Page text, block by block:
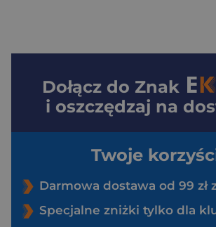
Dołącz do Znak
i oszczędzaj na
Twoje
Darmowa dostawa od 99 zł
Specjalne zniżki tylko dla